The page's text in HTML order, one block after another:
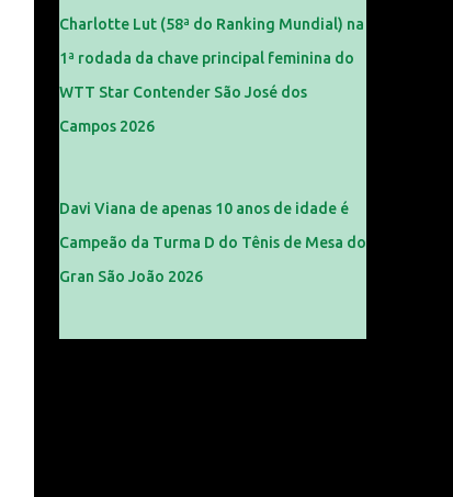
Charlotte Lut (58ª do Ranking Mundial) na
1ª rodada da chave principal feminina do
WTT Star Contender São José dos
Campos 2026
Davi Viana de apenas 10 anos de idade é
Campeão da Turma D do Tênis de Mesa do
Gran São João 2026